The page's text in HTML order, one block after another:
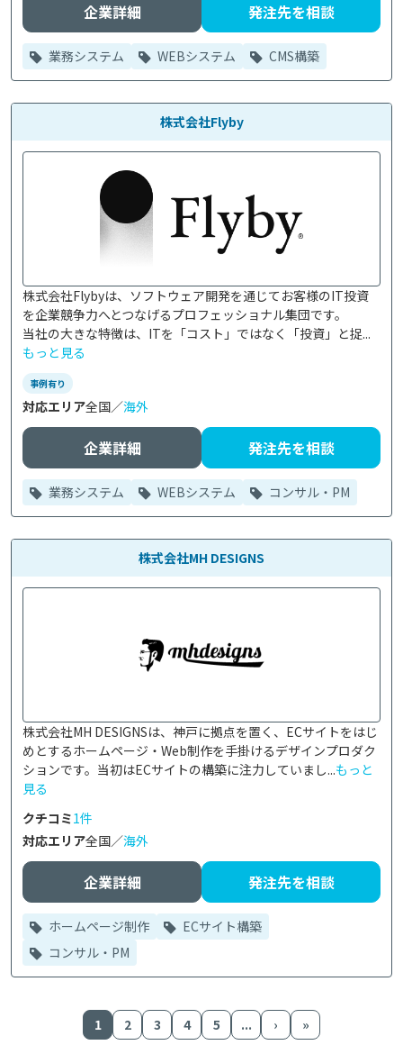
企業詳細 発注先を相談
業務システム WEBシステム CMS構築
株式会社Flyby
株式会社Flybyは、ソフトウェア開発を通じてお客様のIT投資
を企業競争力へとつなげるプロフェッショナル集団です。
当社の大きな特徴は、ITを「コスト」ではなく「投資」と捉...
もっと見る
事例有り
対応エリア全国／海外
企業詳細 発注先を相談
業務システム WEBシステム コンサル・PM
株式会社MH DESIGNS
株式会社MH DESIGNSは、神戸に拠点を置く、ECサイトをはじ
めとするホームページ・Web制作を手掛けるデザインプロダク
ションです。当初はECサイトの構築に注力していまし...もっと
見る
クチコミ1件
対応エリア全国／海外
企業詳細 発注先を相談
ホームページ制作
ECサイト構築
コンサル・PM
1 2 3 4 5 ... › »